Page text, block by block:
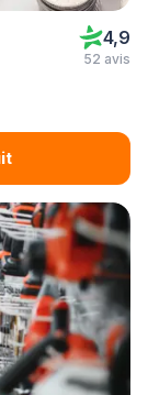
4,9
52 avis